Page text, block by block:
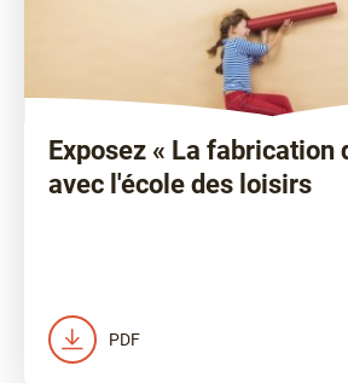
Exposez « La fabrication
avec l'école des loisirs
PDF